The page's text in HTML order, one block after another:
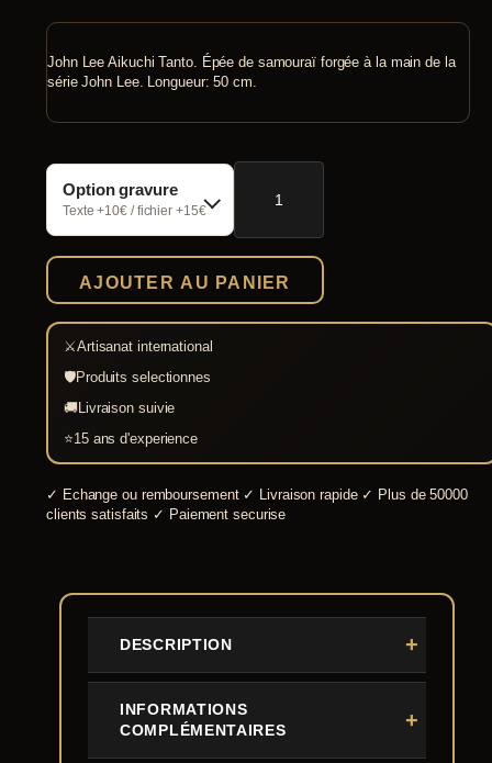
John Lee Aikuchi Tanto. Épée de samouraï forgée à la main de la
série John Lee. Longueur: 50 cm.
Option gravure
Texte +10€ / fichier +15€
quantité
Lee
AJOUTER AU PANIER
⚔Artisanat international
🛡Produits selectionnes
🚚Livraison suivie
⭐15 ans d'experience
✓ Echange ou remboursement ✓ Livraison rapide ✓ Plus de 50000
clients satisfaits ✓ Paiement securise
DESCRIPTION
INFORMATIONS
COMPLÉMENTAIRES